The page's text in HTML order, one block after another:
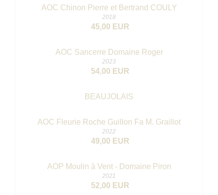
AOC Chinon Pierre et Bertrand COULY
2018
45,00 EUR
AOC Sancerre Domaine Roger
2023
54,00 EUR
BEAUJOLAIS
AOC Fleurie Roche Guillon Fa M. Graillot
2022
49,00 EUR
AOP Moulin à Vent - Domaine Piron
2021
52,00 EUR